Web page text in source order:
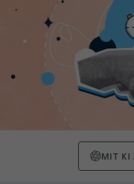
MIT KI